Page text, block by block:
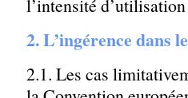
l’intensité
2. L’ingérence dans
2.1. Les cas